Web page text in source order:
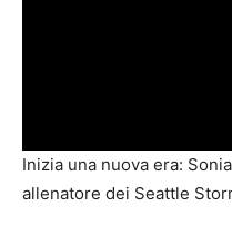
Inizia una nuova era:
allenatore dei Seattle